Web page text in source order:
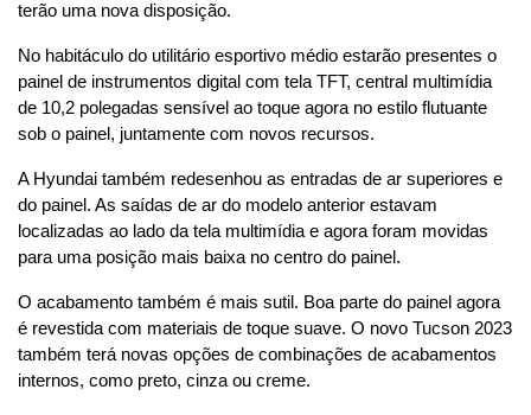
terão uma nova disposição.
No habitáculo do utilitário esportivo médio estarão presentes o
painel de instrumentos digital com tela TFT, central multimídia
de 10,2 polegadas sensível ao toque agora no estilo flutuante
sob o painel, juntamente com novos recursos.
A Hyundai também redesenhou as entradas de ar superiores e
do painel. As saídas de ar do modelo anterior estavam
localizadas ao lado da tela multimídia e agora foram movidas
para uma posição mais baixa no centro do painel.
O acabamento também é mais sutil. Boa parte do painel agora
é revestida com materiais de toque suave. O novo Tucson 2023
também terá novas opções de combinações de acabamentos
internos, como preto, cinza ou creme.